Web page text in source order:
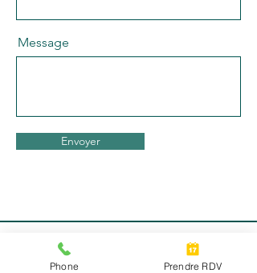
Message
Envoyer
Phone Prendre RDV